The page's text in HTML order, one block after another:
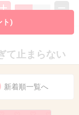
て止まらない
ト)
新着順一覧へ